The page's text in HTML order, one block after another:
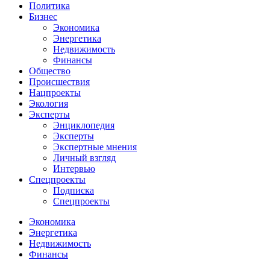
Политика
Бизнес
Экономика
Энергетика
Недвижимость
Финансы
Общество
Происшествия
Нацпроекты
Экология
Эксперты
Энциклопедия
Эксперты
Экспертные мнения
Личный взгляд
Интервью
Спецпроекты
Подписка
Спецпроекты
Экономика
Энергетика
Недвижимость
Финансы